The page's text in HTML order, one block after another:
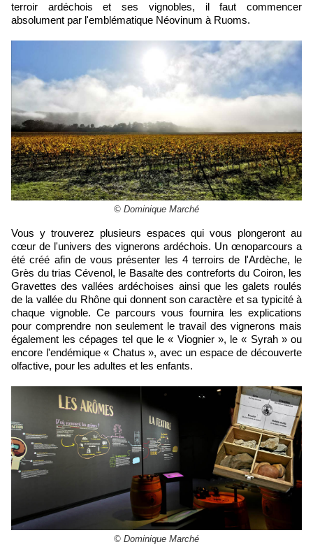
terroir ardéchois et ses vignobles, il faut commencer
absolument par l'emblématique Néovinum à Ruoms.
© Dominique Marché
Vous y trouverez plusieurs espaces qui vous plongeront au
cœur de l'univers des vignerons ardéchois. Un œnoparcours a
été créé afin de vous présenter les 4 terroirs de l'Ardèche, le
Grès du trias Cévenol, le Basalte des contreforts du Coiron, les
Gravettes des vallées ardéchoises ainsi que les galets roulés
de la vallée du Rhône qui donnent son caractère et sa typicité à
chaque vignoble. Ce parcours vous fournira les explications
pour comprendre non seulement le travail des vignerons mais
également les cépages tel que le « Viognier », le « Syrah » ou
encore l'endémique « Chatus », avec un espace de découverte
olfactive, pour les adultes et les enfants.
© Dominique Marché